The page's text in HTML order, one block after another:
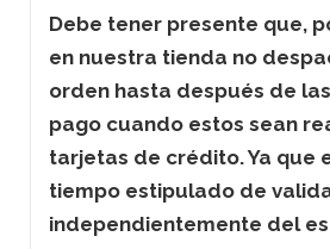
Debe tener presente que,
en nuestra tienda no
orden hasta después de
pago cuando estos sean
tarjetas de crédito. Ya que
tiempo estipulado de
independientemente del